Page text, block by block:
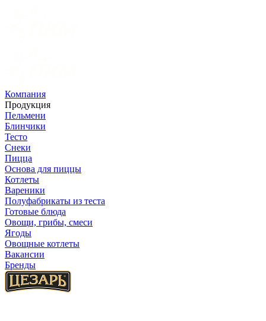
Компания
Продукция
Пельмени
Блинчики
Тесто
Снеки
Пицца
Основа для пиццы
Котлеты
Вареники
Полуфабрикаты из теста
Готовые блюда
Овощи, грибы, смеси
Ягоды
Овощные котлеты
Вакансии
Бренды